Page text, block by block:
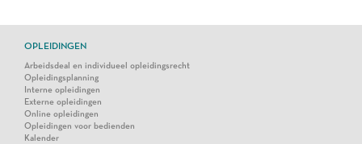
OPLEIDINGEN
Arbeidsdeal en individueel opleidingsrecht
Opleidingsplanning
Interne opleidingen
Externe opleidingen
Online opleidingen
Opleidingen voor bedienden
Kalender